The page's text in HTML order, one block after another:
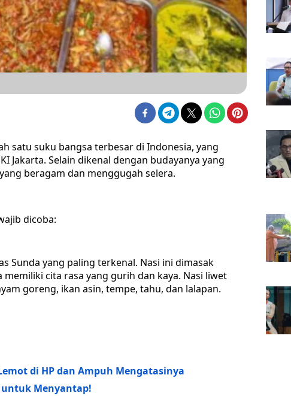
satu suku bangsa terbesar di Indonesia, yang
Jakarta. Selain dikenal dengan budayanya yang
beragam dan menggugah selera.
dicoba:
Sunda yang paling terkenal. Nasi ini dimasak
cita rasa yang gurih dan kaya. Nasi liwet
goreng, ikan asin, tempe, tahu, dan lalapan.
di HP dan Ampuh Mengatasinya
Menyantap!